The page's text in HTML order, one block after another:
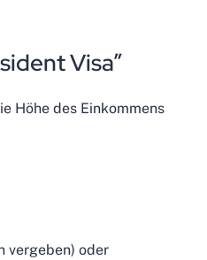
Visa”
Höhe des Einkommens
vergeben) oder